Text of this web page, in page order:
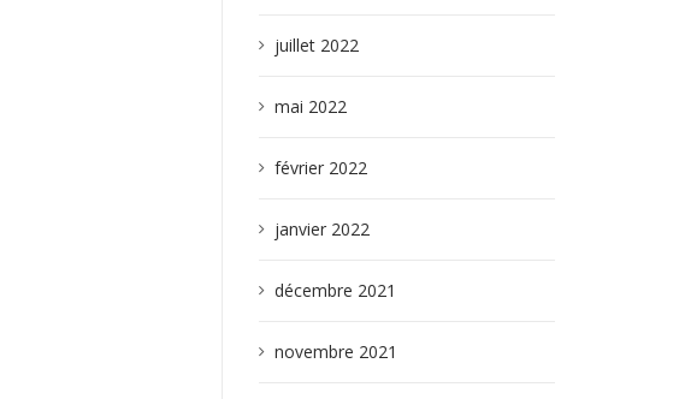
juillet 2022
mai 2022
février 2022
janvier 2022
décembre 2021
novembre 2021